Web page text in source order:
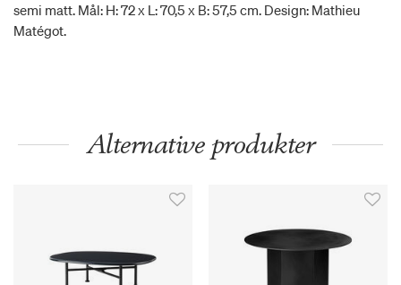
semi matt. Mål: H: 72 x L: 70,5 x B: 57,5 cm. Design: Mathieu
Matégot.
Alternative produkter